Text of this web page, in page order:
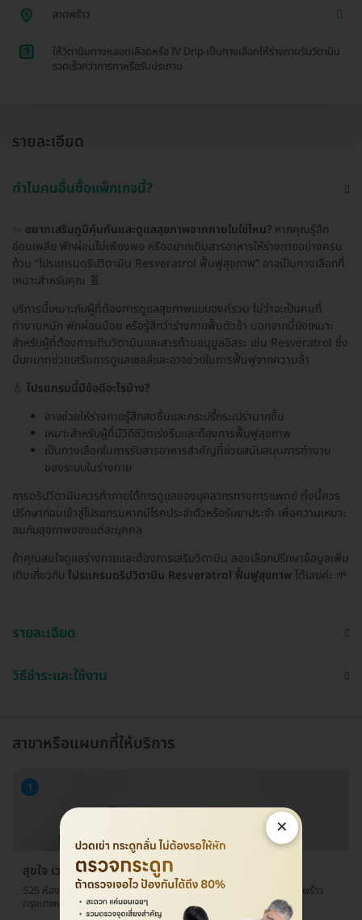
ลาดพร้าว
1
ให้วิตามินทางหลอดเลือดหรือ IV Drip เป็นทางเลือกให้ร่างกายรับวิตามิน
รวดเร็วกว่าการทาหรือรับประทาน
รายละเอียด
ทำไมคนอื่นซื้อแพ็กเกจนี้?
อยากเสริมภูมิคุ้มกันและดูแลสุขภาพจากภายในใช่ไหม? หากคุณรู้สึก
อ่อนเพลีย พักผ่อนไม่เพียงพอ หรืออยากเติมสารอาหารให้ร่างกายอย่างครบ
ถ้วน “โปรแกรมดริปวิตามิน Resveratrol ฟื้นฟูสุขภาพ” อาจเป็นทางเลือกที่
เหมาะสำหรับคุณ 🧬
บริการนี้เหมาะกับผู้ที่ต้องการดูแลสุขภาพแบบองค์รวม ไม่ว่าจะเป็นคนที่
ทำงานหนัก พักผ่อนน้อย หรือรู้สึกว่าร่างกายฟื้นตัวช้า นอกจากนี้ยังเหมาะ
สำหรับผู้ที่ต้องการเติมวิตามินและสารต้านอนุมูลอิสระ เช่น Resveratrol ซึ่ง
มีบทบาทช่วยเสริมการดูแลเซลล์และอาจช่วยในการฟื้นฟูจากความล้า
💧 โปรแกรมนี้มีข้อดีอะไรบ้าง?
อาจช่วยให้ร่างกายรู้สึกสดชื่นและกระปรี้กระเปร่ามากขึ้น
เหมาะสำหรับผู้ที่มีวิถีชีวิตเร่งรีบและต้องการฟื้นฟูสุขภาพ
เป็นทางเลือกในการรับสารอาหารสำคัญที่ช่วยสนับสนุนการทำงาน
ของระบบในร่างกาย
การดริปวิตามินควรทำภายใต้การดูแลของบุคลากรทางการแพทย์ ทั้งนี้ควร
ปรึกษาก่อนเข้าสู่โปรแกรมหากมีโรคประจำตัวหรือรับยาประจำ เพื่อความเหมาะ
สมกับสุขภาพของแต่ละบุคคล
ถ้าคุณสนใจดูแลร่างกายและต้องการเสริมวิตามิน ลองเลือกปรึกษาข้อมูลเพิ่ม
เติมเกี่ยวกับ โปรแกรมดริปวิตามิน Resveratrol ฟื้นฟูสุขภาพ ได้เลยค่ะ 🌱
รายละเอียด
วิธีชำระและใช้งาน
สาขาหรือแผนกที่ให้บริการ
1
สุขใจ เวลเนส คลินิกเวชกรรม
525 ห้อง 102-103 ชั้น 1 โครงการกรีน พลาซ่า แขวงลาดพร้าว เขตลาดพร้าว
กรุงเทพมหานคร 10230
×